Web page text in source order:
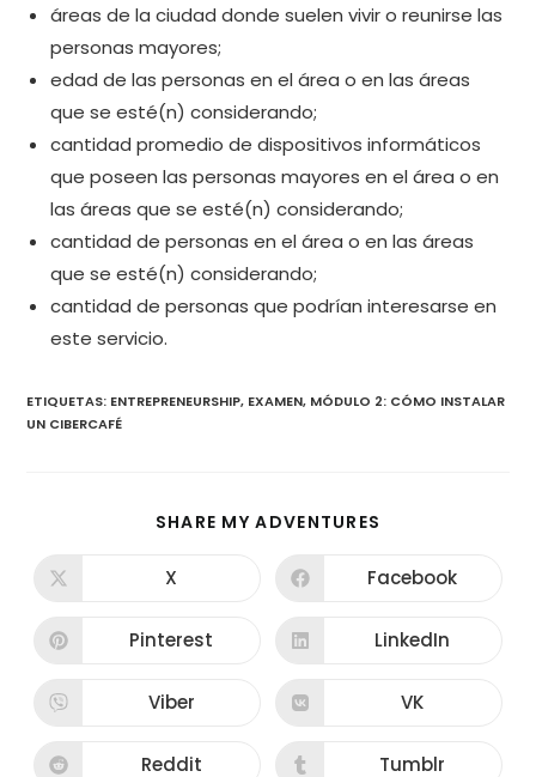
áreas de la ciudad donde suelen vivir o reunirse las
personas mayores;
edad de las personas en el área o en las áreas
que se esté(n) considerando;
cantidad promedio de dispositivos informáticos
que poseen las personas mayores en el área o en
las áreas que se esté(n) considerando;
cantidad de personas en el área o en las áreas
que se esté(n) considerando;
cantidad de personas que podrían interesarse en
este servicio.
ETIQUETAS: ENTREPRENEURSHIP, EXAMEN, MÓDULO 2: CÓMO INSTALAR
UN CIBERCAFÉ
SHARE MY ADVENTURES
CONTENIDO
una
nueva
X Se
una
nueva
Facebook
Se
una
nueva
Pinterest Se
una
nueva
LinkedIn
Se
una
Viber Se
una
VK
Se
Reddit Se
Tumblr